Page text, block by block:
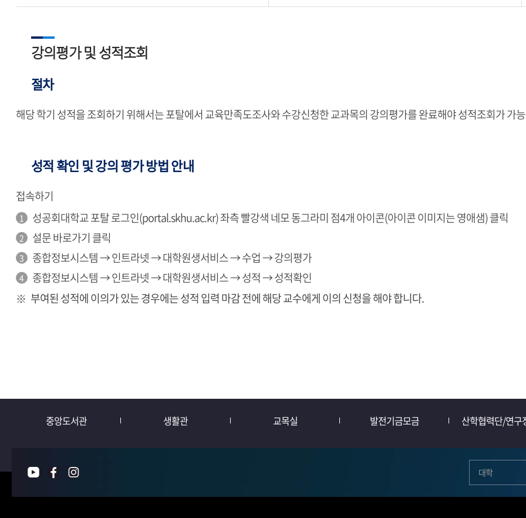
강의평가 및 성적조회
절차
해당 학기 성적을 조회하기 위해서는 포탈에서 교육만족도조사와 수강신청한 교과목의 강의평가를 완료해야 성적조회가 가
성적 확인 및 강의 평가 방법 안내
접속하기
성공회대학교 포탈 로그인(portal.skhu.ac.kr) 좌측 빨강색 네모 동그라미 점4개 아이콘(아이콘 이미지는 영애샘) 클릭
설문 바로가기 클릭
종합정보시스템 → 인트라넷 → 대학원생서비스 → 수업 → 강의평가
종합정보시스템 → 인트라넷 → 대학원생서비스 → 성적 → 성적확인
부여된 성적에 이의가 있는 경우에는 성적 입력 마감 전에 해당 교수에게 이의 신청을 해야 합니다.
중앙도서관 생활관 교목실 발전기금모금 산학협력단/연구
대학